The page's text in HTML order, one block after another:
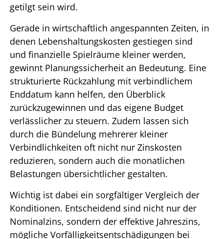
getilgt sein wird.
Gerade in wirtschaftlich angespannten Zeiten, in
denen Lebenshaltungskosten gestiegen sind
und finanzielle Spielräume kleiner werden,
gewinnt Planungssicherheit an Bedeutung. Eine
strukturierte Rückzahlung mit verbindlichem
Enddatum kann helfen, den Überblick
zurückzugewinnen und das eigene Budget
verlässlicher zu steuern. Zudem lassen sich
durch die Bündelung mehrerer kleiner
Verbindlichkeiten oft nicht nur Zinskosten
reduzieren, sondern auch die monatlichen
Belastungen übersichtlicher gestalten.
Wichtig ist dabei ein sorgfältiger Vergleich der
Konditionen. Entscheidend sind nicht nur der
Nominalzins, sondern der effektive Jahreszins,
mögliche Vorfälligkeitsentschädigungen bei